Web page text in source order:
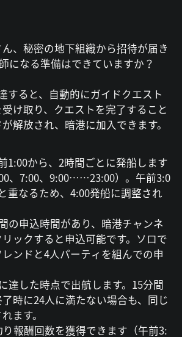
、秘密の地下組織から招待が届き
になる準備はできていますか？
すると、自動的にガイドクエスト
受け取り、クエストを完了すること
解放され、暗港に加入できます。
1:00から、2時間ごとに発船します
、7:00、9:00……23:00）。午前3:0
重なるため、4:00発船に調整され
の申込時間があり、暗港チャンネ
ックすると申込可能です。ソロで
ンドと4人パーティを組んでの申
達した時点で出航します。15分間
時に24人に満たない場合も、同じ
ます。
報酬回数を獲得できます（午前3: